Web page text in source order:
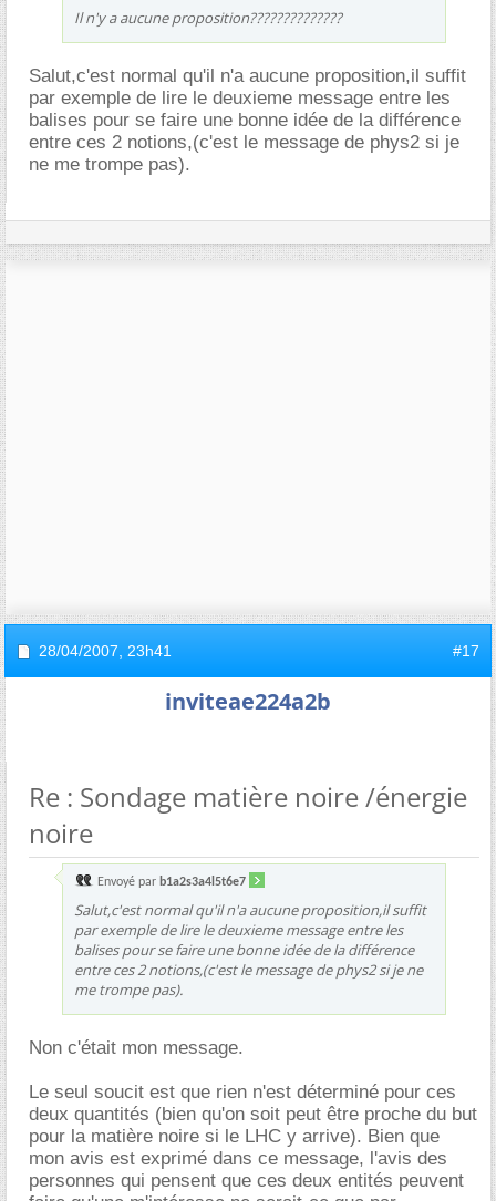
Il n'y a aucune proposition??????????????
Salut,c'est normal qu'il n'a aucune proposition,il suffit
par exemple de lire le deuxieme message entre les
balises pour se faire une bonne idée de la différence
entre ces 2 notions,(c'est le message de phys2 si je
ne me trompe pas).
28/04/2007, 23h41 #17
inviteae224a2b
Re : Sondage matière noire /énergie
noire
Envoyé par b1a2s3a4l5t6e7
Salut,c'est normal qu'il n'a aucune proposition,il suffit
par exemple de lire le deuxieme message entre les
balises pour se faire une bonne idée de la différence
entre ces 2 notions,(c'est le message de phys2 si je ne
me trompe pas).
Non c'était mon message.
Le seul soucit est que rien n'est déterminé pour ces
deux quantités (bien qu'on soit peut être proche du but
pour la matière noire si le LHC y arrive). Bien que
mon avis est exprimé dans ce message, l'avis des
personnes qui pensent que ces deux entités peuvent